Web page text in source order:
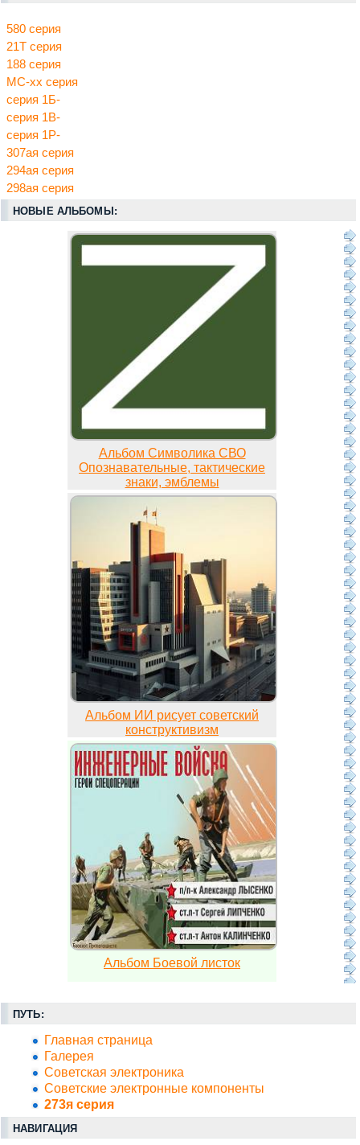
580 серия
21Т серия
188 серия
МС-хх серия
серия 1Б-
серия 1В-
серия 1Р-
307ая серия
294ая серия
298ая серия
НОВЫЕ АЛЬБОМЫ:
Альбом Символика СВО
Опознавательные, тактические
знаки, эмблемы
Альбом ИИ рисует советский
конструктивизм
Альбом Боевой листок
ПУТЬ:
Главная страница
Галерея
Советская электроника
Советские электронные компоненты
273я серия
НАВИГАЦИЯ